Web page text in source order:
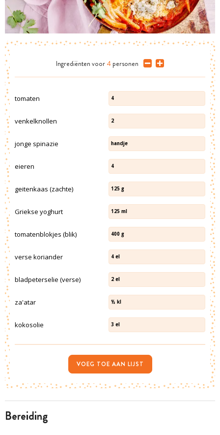
bereiding
Ingrediënten voor 4 personen
tomaten 4
venkelknollen 2
jonge spinazie handje
eieren 4
geitenkaas (zachte) 125 g
Griekse yoghurt 125 ml
tomatenblokjes (blik) 400 g
verse koriander 4 el
bladpeterselie (verse) 2 el
za'atar ½ kl
kokosolie 3 el
VOEG TOE AAN LIJST